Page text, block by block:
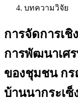
บทความวิจัย
การจัดการเ
การพัฒนาเศ
ของชุมชน ก
บ้านนากระเซ็